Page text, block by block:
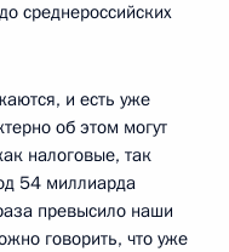
среднероссийских
и есть уже
об этом могут
налоговые, так
54 миллиарда
превысило наши
говорить, что уже